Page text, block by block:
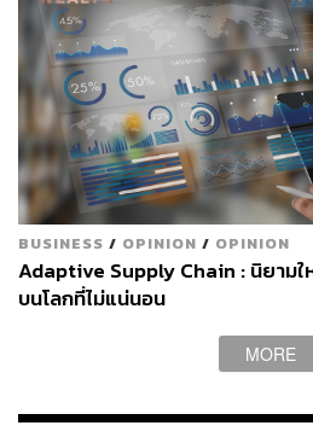
ออกแบบมาสำหรับการใช้งานในออ
รองรับการประชุมเสมือนจริง
แอปพลิเคชันอย่าง Horizon
Reality (MR) ที่ช่วยให้สามารถมอ
เสมือน
BUSINESS / OPINION / OPINION
Adaptive Supply Chain : นิยามใ
บนโลกที่ไม่แน่นอน
MORE